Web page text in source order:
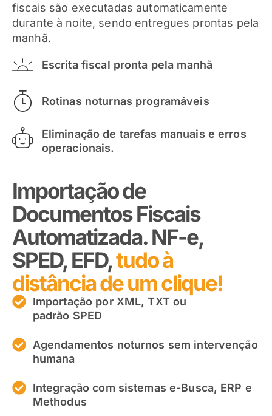
fiscais são executadas automaticamente
durante à noite, sendo entregues prontas pela
manhã.
Escrita fiscal pronta pela manhã
Rotinas noturnas programáveis
Eliminação de tarefas manuais e erros
operacionais.
Importação de
Documentos Fiscais
Automatizada. NF-e,
SPED, EFD,tudo à
distância de um clique!
Importação por XML, TXT ou
padrão SPED
Agendamentos noturnos sem intervenção
humana
Integração com sistemas e-Busca, ERP e
Methodus